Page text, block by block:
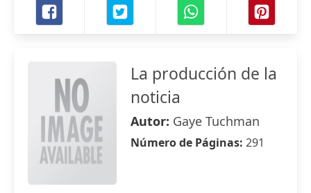
La producción de la
noticia
Autor: Gaye Tuchman
Número de Páginas: 291